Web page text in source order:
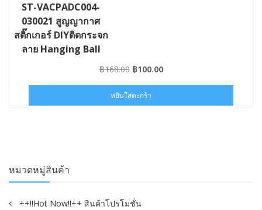
ST-VACPADC004-
030021 สูญญากาศ
สติ๊กเกอร์ DIYติดกระจก
ลาย Hanging Ball
฿168.00 Original
was:
฿168.00.
฿100.00Current
฿100.00.
หยิบใส่ตะกร้า
หมวดหมู่สินค้า
++!!Hot Now!!++ สินค้าโปรโมชั่น